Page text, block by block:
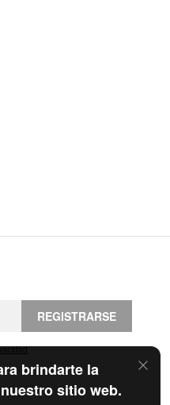
brindarte la
sitio web.
REGISTRARSE
.